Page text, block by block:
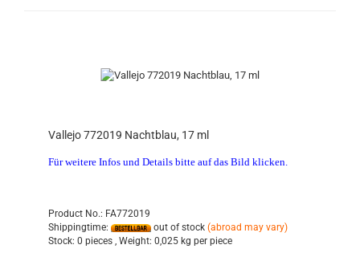
Vallejo 772019 Nachtblau, 17 ml
Für weitere Infos und Details bitte auf das Bild klicken.
Product No.: FA772019
Shippingtime:
out of stock (abroad may vary)
Stock: 0 pieces , Weight: 0,025 kg per piece